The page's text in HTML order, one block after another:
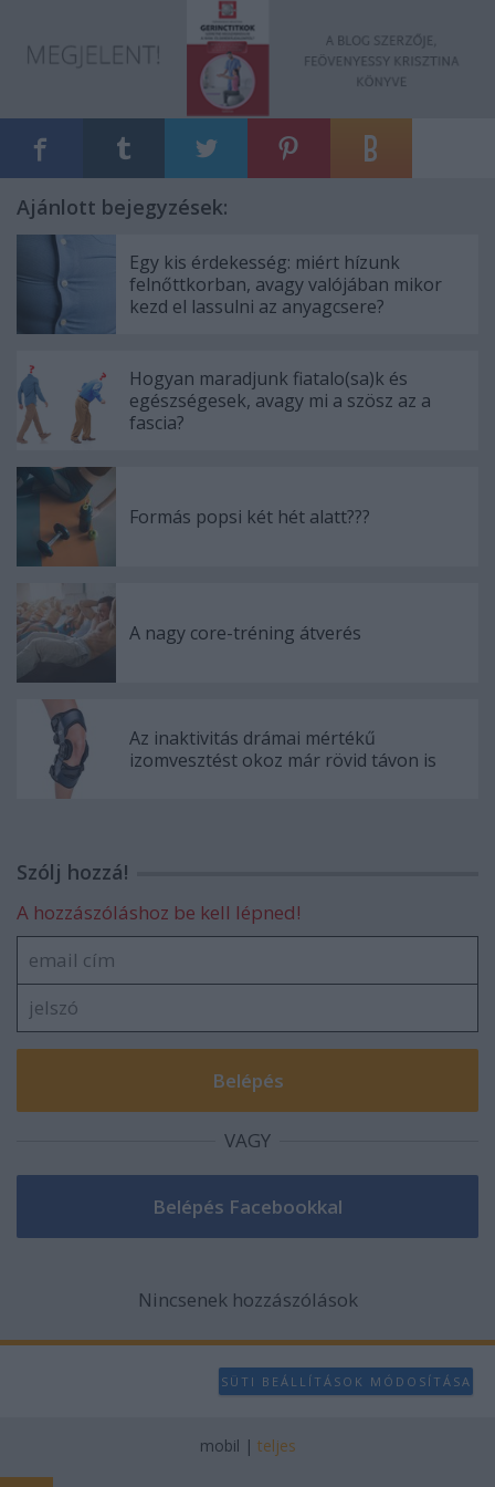
Ajánlott bejegyzések:
Egy kis érdekesség: miért hízunk
felnőttkorban, avagy valójában mikor
kezd el lassulni az anyagcsere?
Hogyan maradjunk fiatalo(sa)k és
egészségesek, avagy mi a szösz az a
fascia?
Formás popsi két hét alatt???
A nagy core-tréning átverés
Az inaktivitás drámai mértékű
izomvesztést okoz már rövid távon is
Szólj hozzá!
A hozzászóláshoz be kell lépned!
VAGY
Nincsenek hozzászólások
SÜTI BEÁLLÍTÁSOK MÓDOSÍTÁSA
mobil | teljes